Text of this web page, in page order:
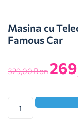
Masina cu
Famous Car
329,00Ron